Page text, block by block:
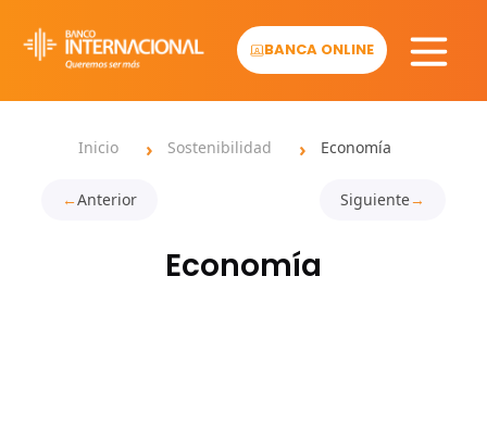
content
BANCA ONLINE
Anterior
Inicio Sostenibilidad Economía
Siguiente
Economía